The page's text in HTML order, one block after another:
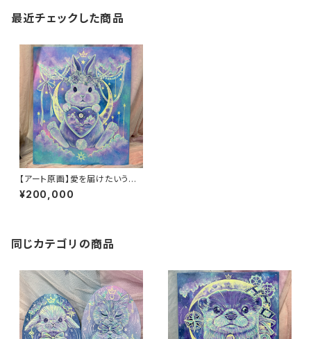
最近チェックした商品
【アート原画】愛を届けたいうさ
ぎ 1点もの アクリル画
¥200,000
同じカテゴリの商品